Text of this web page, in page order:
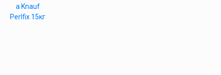
а Knauf
Perlfix 15кг